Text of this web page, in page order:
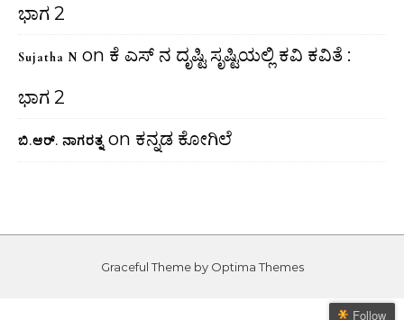
ಭಾಗ 2
Sujatha N on ಕೆ ಎಸ್ ನ ದೃಷ್ಟಿ ಸೃಷ್ಟಿಯಲ್ಲಿ ಕವಿ ಕವಿತೆ :
ಭಾಗ 2
ಬಿ.ಆರ್. ನಾಗರತ್ನ on ಕನ್ನಡ ಕೋಗಿಲೆ
Graceful Theme by Optima Themes
Follow